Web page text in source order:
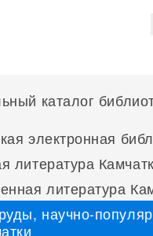
каталог
электронная
литература
литература
научно-